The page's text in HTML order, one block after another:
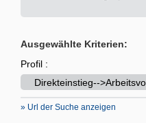
Ausgewählte Kriterien:
Profil :
Direkteinstieg--
» Url der Suche anzeigen